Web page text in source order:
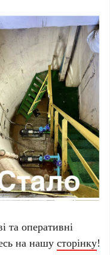
та оперативні
на нашусторінку!